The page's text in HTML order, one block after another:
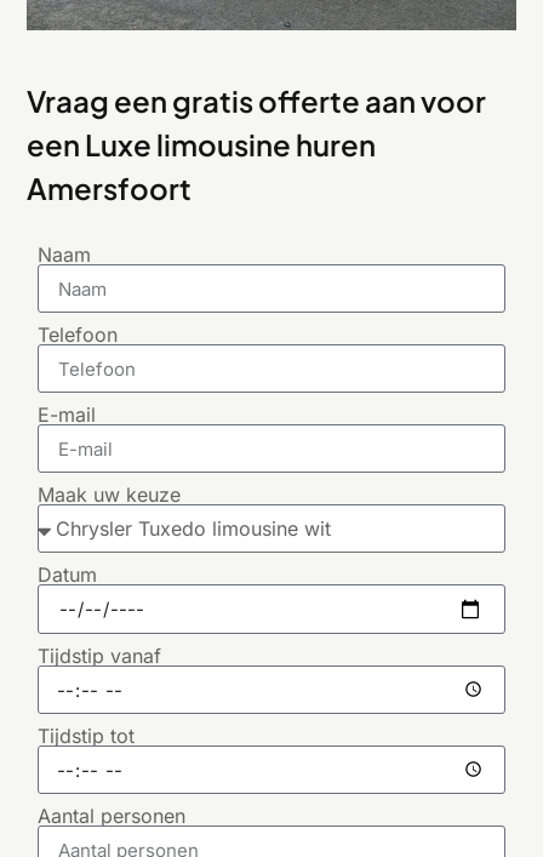
Vraag een gratis offerte aan voor
een Luxe limousine huren
Amersfoort
Naam
Telefoon
E-mail
Maak uw keuze
Datum
Tijdstip vanaf
Tijdstip tot
Aantal personen